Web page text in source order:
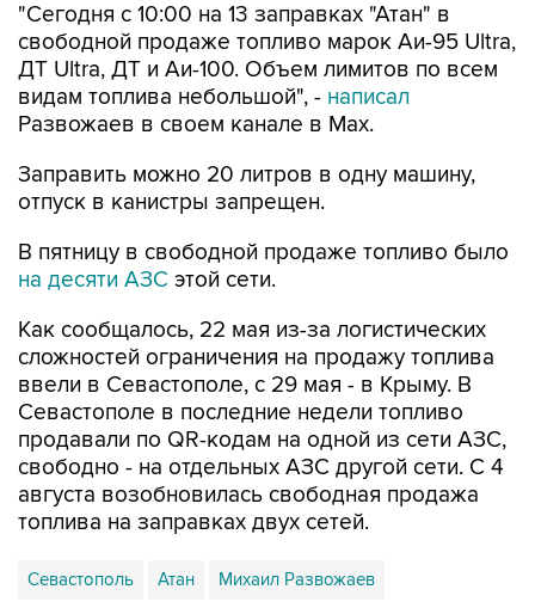
"Сегодня с 10:00 на 13 заправках "Атан" в
свободной продаже топливо марок Аи-95 Ultra,
ДТ Ultra, ДТ и Аи-100. Объем лимитов по всем
видам топлива небольшой", - написал
Развожаев в своем канале в Max.
Заправить можно 20 литров в одну машину,
отпуск в канистры запрещен.
В пятницу в свободной продаже топливо было
на десяти АЗС этой сети.
Как сообщалось, 22 мая из-за логистических
сложностей ограничения на продажу топлива
ввели в Севастополе, с 29 мая - в Крыму. В
Севастополе в последние недели топливо
продавали по QR-кодам на одной из сети АЗС,
свободно - на отдельных АЗС другой сети. С 4
августа возобновилась свободная продажа
топлива на заправках двух сетей.
Севастополь Атан Михаил Развожаев